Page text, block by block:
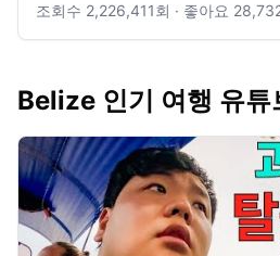
sound&Artlist
조회수 2,226,411회 · 좋아요
Belize 인기 여행 유튜